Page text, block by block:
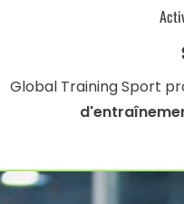
Global Training Sport